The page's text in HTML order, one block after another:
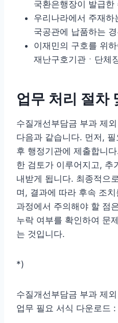
국환은행장이 발급한
우리나라에서 주재하
국공관에 납품하는
이재민의 구호를 위
재난구호기관ㆍ단체
업무 처리 절차
수질개선부담금 부과 제
다음과 같습니다. 먼저,
후 행정기관에 제출합니
한 검토가 이루어지고, 추
내받게 됩니다. 최종적으
며, 결과에 따라 후속 조
과정에서 주의해야 할 점
누락 여부를 확인하여 문
는 것입니다.
*)
수질개선부담금 부과 제
업무 필요 서식 다운로드 :